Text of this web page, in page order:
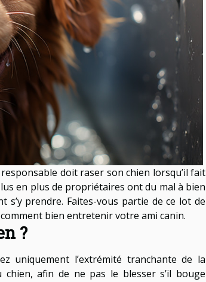
doit raser son chien lorsqu’il fait
en plus de propriétaires ont du mal à bien
prendre. Faites-vous partie de ce lot de
bien entretenir votre ami canin.
?
uniquement l’extrémité tranchante de la
afin de ne pas le blesser s’il bouge